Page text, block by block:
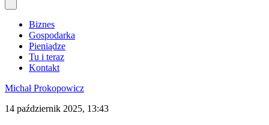
Biznes
Gospodarka
Pieniądze
Tu i teraz
Kontakt
Michał Prokopowicz
14 październik 2025, 13:43